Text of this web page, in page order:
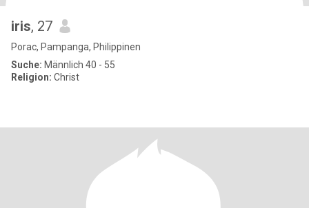
iris, 27
Porac, Pampanga, Philippinen
Suche: Männlich 40 - 55
Religion: Christ